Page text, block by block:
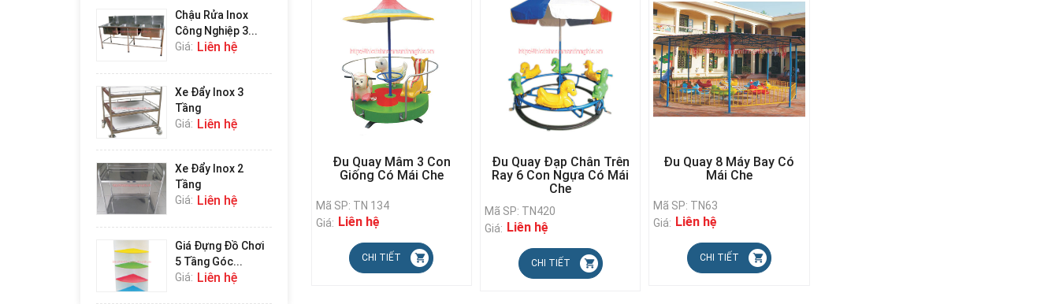
Đu Quay Mâm 3 Con
Giống Có Mái Che
Mã SP: TN 134
Giá: Liên hệ
CHI TIẾT
Đu Quay Đạp Chân Trên
Ray 6 Con Ngựa Có Mái
Che
Mã SP: TN420
Giá: Liên hệ
CHI TIẾT
Đu Quay 8 Máy Bay Có
Mái Che
Mã SP: TN63
Giá: Liên hệ
CHI TIẾT
Chậu Rửa Inox
Công Nghiệp 3...
Giá: Liên hệ
Xe Đẩy Inox 3
Tầng
Giá: Liên hệ
Xe Đẩy Inox 2
Tầng
Giá: Liên hệ
Giá Đựng Đồ Chơi
5 Tầng Góc...
Giá: Liên hệ